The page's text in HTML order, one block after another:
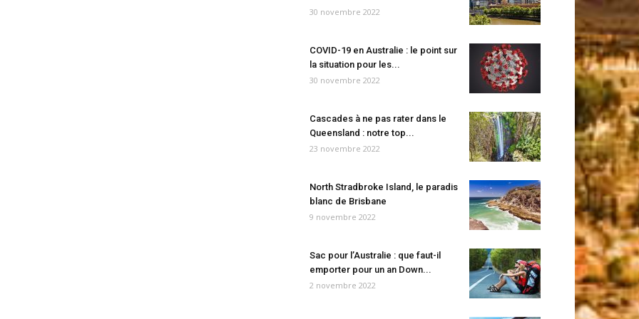
30 novembre 2022
COVID-19 en Australie : le point sur
la situation pour les...
30 novembre 2022
Cascades à ne pas rater dans le
Queensland : notre top...
23 novembre 2022
North Stradbroke Island, le paradis
blanc de Brisbane
9 novembre 2022
Sac pour l’Australie : que faut-il
emporter pour un an Down...
2 novembre 2022